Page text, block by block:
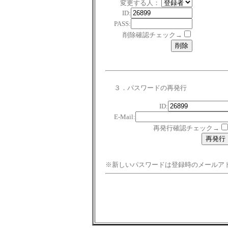
変更する人：
ID:
PASS:
削除確認チェック→
３．パスワードの再発行
ID:
E-Mail:
再発行確認チェック→
※新しいパスワードは登録時のメールア